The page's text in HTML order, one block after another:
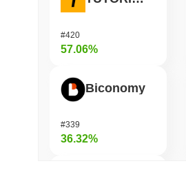
#420
57.06%
Biconomy
#339
36.32%